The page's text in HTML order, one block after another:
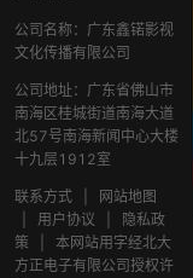
公司名称：广东鑫锘影视
文化传播有限公司
公司地址：广东省佛山市
南海区桂城街道南海大道
北57号南海新闻中心大楼
十九层1912室
联系方式
网站地图
用户协议
隐私政
策
本网站用字经北大
方正电子有限公司授权许